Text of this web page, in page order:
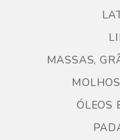
MASSAS,
ÓLEOS